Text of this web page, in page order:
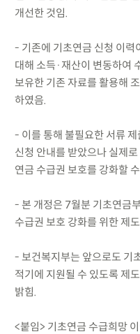
개선한 것임.
- 기존에 기초연금 신청 이력
대해 소득·재산이 변동하여
보유한 기존 자료를 활용해
하였음.
- 이를 통해 불필요한 서류
신청 안내를 받았으나 실제
연금 수급권 보호를 강화할
- 본 개정은 7월분 기초연금
수급권 보호 강화를 위한 제
- 보건복지부는 앞으로도 기
적기에 지원될 수 있도록 제
밝힘.
<붙임> 기초연금 수급희망